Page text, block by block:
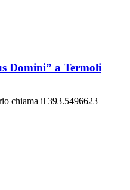
Domini” a Termoli
chiama il 393.5496623